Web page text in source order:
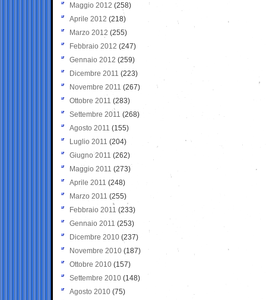
Maggio 2012 (258)
Aprile 2012 (218)
Marzo 2012 (255)
Febbraio 2012 (247)
Gennaio 2012 (259)
Dicembre 2011 (223)
Novembre 2011 (267)
Ottobre 2011 (283)
Settembre 2011 (268)
Agosto 2011 (155)
Luglio 2011 (204)
Giugno 2011 (262)
Maggio 2011 (273)
Aprile 2011 (248)
Marzo 2011 (255)
Febbraio 2011 (233)
Gennaio 2011 (253)
Dicembre 2010 (237)
Novembre 2010 (187)
Ottobre 2010 (157)
Settembre 2010 (148)
Agosto 2010 (75)